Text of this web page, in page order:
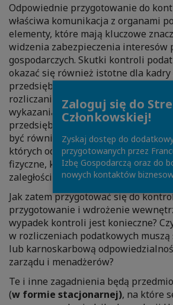
Odpowiednie przygotowanie do
właściwa komunikacja z organami
elementy, które mają kluczowe
widzenia zabezpieczenia interesów
gospodarczych. Skutki kontroli
okazać się również istotne dla kadry
przedsiębiorstwa oraz osób
rozliczaniem podatków. Wynikiem
wykazania zaległości podatkowej i
przedsiębiorcy do jej zapłaty, wraz z
być również zainicjowanie
których odpowiedzialność ponosić
fizyczne, które przyczyniły się do
zaległości.
Jak zatem przygotować się do
przygotowanie i wdrożenie
wypadek kontroli jest konieczne?
w rozliczeniach podatkowych
lub karnoskarbową
zarządu i menadżerów?
Te i inne zagadnienia będą
(w formie stacjonarnej), na które
Zaloguj się do
Członkowskiej!
Zyskaj dostęp do
przygotowanych przez
Izbę Gospodarczą oraz do
nowych kontaktów